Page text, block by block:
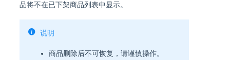
品将不在已下架商品列表中显示。
说明
商品删除后不可恢复，请谨慎操作。